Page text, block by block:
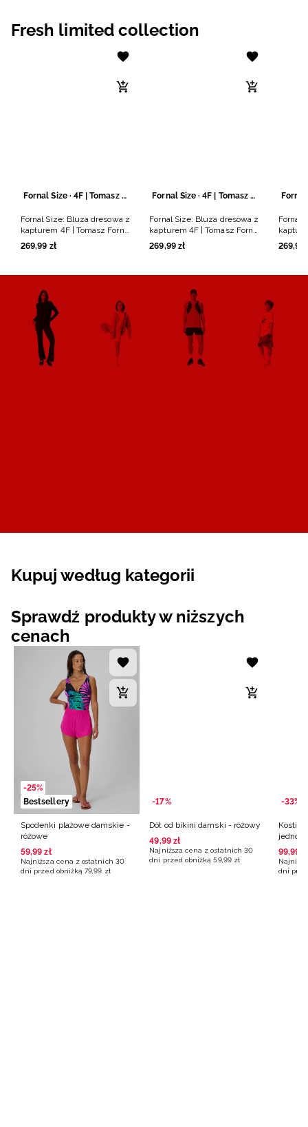
Fresh limited collection
Fornal Size · 4F | Tomasz Fornal
Fornal Size: Bluza dresowa z
kapturem 4F | Tomasz Fornal
- szara
269,99 zł
Fornal Size · 4F | Tomasz Fornal
Fornal Size: Bluza dresowa z
kapturem 4F | Tomasz Fornal
- czarna
269,99 zł
Fornal
- szara
269,99
Kupuj według kategorii
Sprawdź produkty w niższych
cenach
-25%
Bestsellery
Spodenki plażowe damskie -
różowe
59,99 zł
Najniższa cena z ostatnich 30
dni przed obniżką 79,99 zł
-17%
Dół od bikini damski - różowy
49,99 zł
Najniższa cena z ostatnich 30
dni przed obniżką 59,99 zł
-33%
czarny
99,99
dni
Odkryj kolekcję